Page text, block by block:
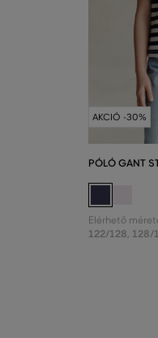
AKCIÓ -30%
PÓLÓ GANT
Elérhető
122/128, 128/